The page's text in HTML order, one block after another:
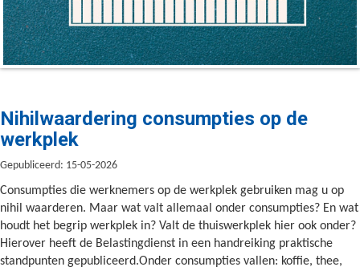
Nihilwaardering consumpties op de
werkplek
Gepubliceerd: 15-05-2026
Consumpties die werknemers op de werkplek gebruiken mag u op
nihil waarderen. Maar wat valt allemaal onder consumpties? En wat
houdt het begrip werkplek in? Valt de thuiswerkplek hier ook onder?
Hierover heeft de Belastingdienst in een handreiking praktische
standpunten gepubliceerd.Onder consumpties vallen: koffie, thee,